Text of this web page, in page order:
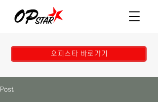
오피스타 바로가기
Post